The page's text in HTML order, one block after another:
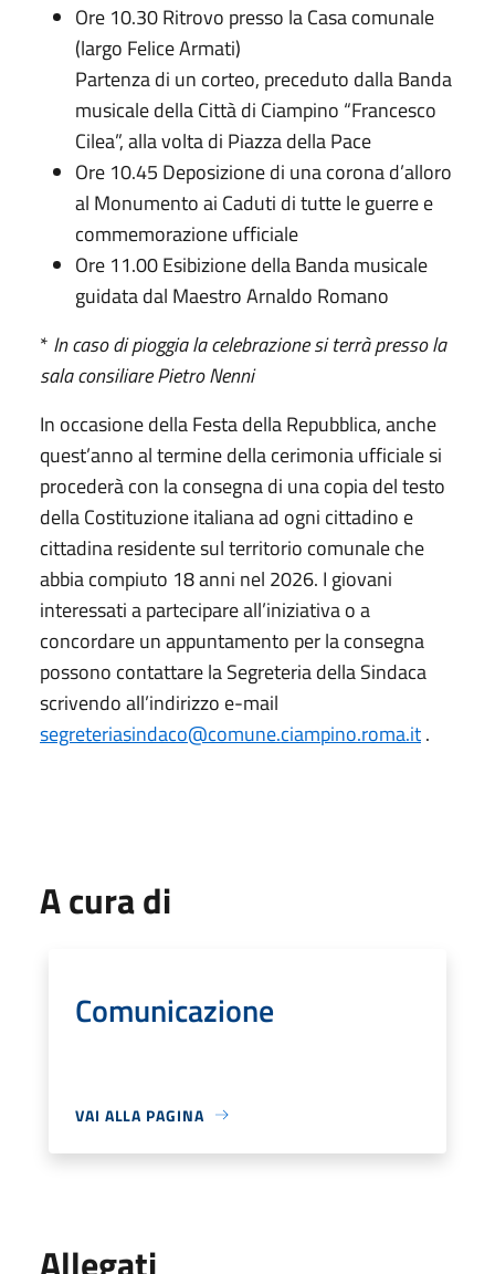
Ore 10.30 Ritrovo presso la Casa comunale
(largo Felice Armati)
Partenza di un corteo, preceduto dalla Banda
musicale della Città di Ciampino “Francesco
Cilea”, alla volta di Piazza della Pace
Ore 10.45 Deposizione di una corona d’alloro
al Monumento ai Caduti di tutte le guerre e
commemorazione ufficiale
Ore 11.00 Esibizione della Banda musicale
guidata dal Maestro Arnaldo Romano
* In caso di pioggia la celebrazione si terrà presso la
sala consiliare Pietro Nenni
In occasione della Festa della Repubblica, anche
quest’anno al termine della cerimonia ufficiale si
procederà con la consegna di una copia del testo
della Costituzione italiana ad ogni cittadino e
cittadina residente sul territorio comunale che
abbia compiuto 18 anni nel 2026. I giovani
interessati a partecipare all’iniziativa o a
concordare un appuntamento per la consegna
possono contattare la Segreteria della Sindaca
scrivendo all’indirizzo e-mail
segreteriasindaco@comune.ciampino.roma.it.
A cura di
Comunicazione
VAI ALLA PAGINA